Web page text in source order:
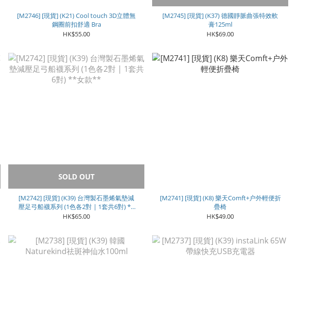
[M2746] [現貨] (K21) Cool touch 3D立體無
鋼圈前扣舒適 Bra
HK$55.00
[M2745] [現貨] (K37) 德國靜脈曲張特效軟
膏125ml
HK$69.00
SOLD OUT
[M2742] [現貨] (K39) 台灣製石墨烯氣墊減
壓足弓船襪系列 (1色各2對 | 1套共6對) **
女款**
HK$65.00
[M2741] [現貨] (K8) 樂天Comft+户外輕便折
疊椅
HK$49.00